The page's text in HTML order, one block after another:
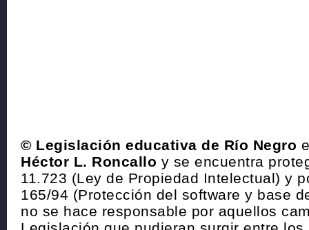
© Legislación educativa de Río Negro
Héctor L. Roncallo y se encuentra
11.723 (Ley de Propiedad Intelectual) y
165/94 (Protección del software y base
no se hace responsable por aquellos